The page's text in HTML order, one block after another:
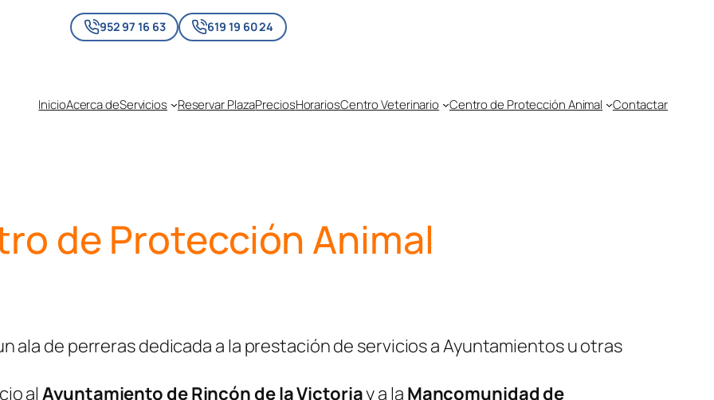
952 97 16 63 619 19 60 24
InicioAcerca deServicios Reservar PlazaPreciosHorariosCentro Veterinario Centro de Protección Animal Contactar
de Protección Animal
ala de perreras dedicada a la prestación de servicios a Ayuntamientos u otras
alAyuntamiento de Rincón de la Victoriay a la Mancomunidad de